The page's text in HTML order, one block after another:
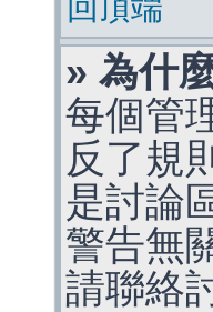
回頂端
» 為什
每個管
反了規
是討論
警告無
請聯絡